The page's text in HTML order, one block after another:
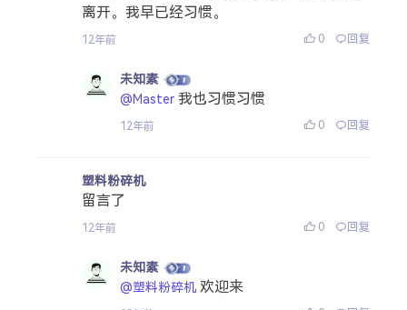
离开。我早已经习惯。
12年前 0 回复
未知素
@Master 我也习惯习惯
12年前 0 回复
塑料粉碎机
留言了
12年前 0 回复
未知素
@塑料粉碎机 欢迎来